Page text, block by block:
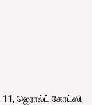
11, ஜெரால்ட் கோட்ஸி